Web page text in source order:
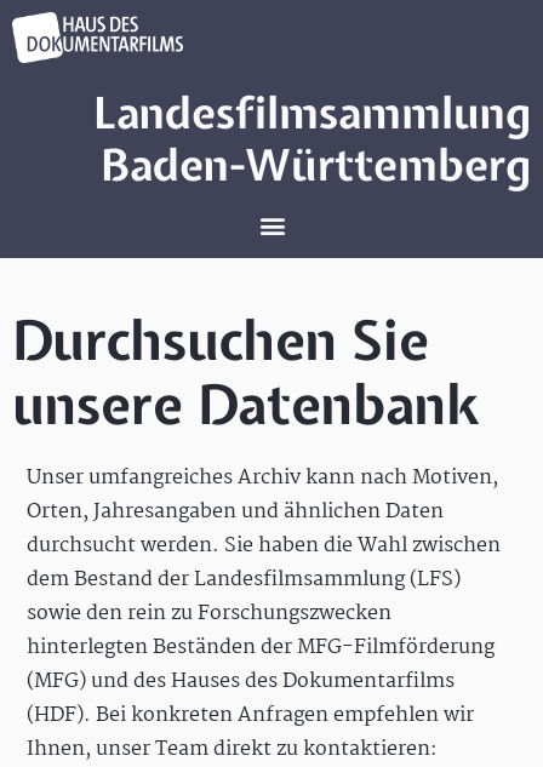
Landesfilmsammlung
Baden-Württemberg
Durchsuchen Sie
unsere Datenbank
Unser umfangreiches Archiv kann nach Motiven,
Orten, Jahresangaben und ähnlichen Daten
durchsucht werden. Sie haben die Wahl zwischen
dem Bestand der Landesfilmsammlung (LFS)
sowie den rein zu Forschungszwecken
hinterlegten Beständen der MFG-Filmförderung
(MFG) und des Hauses des Dokumentarfilms
(HDF). Bei konkreten Anfragen empfehlen wir
Ihnen, unser Team direkt zu kontaktieren: